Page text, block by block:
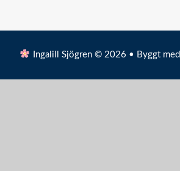
Ingalill Sjögren © 2026 • Byggt med